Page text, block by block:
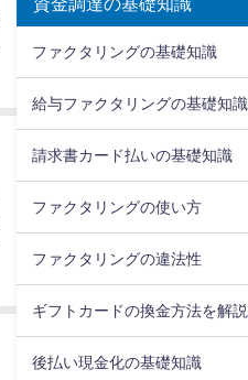
ファクタリングの基礎知識
給与ファクタリングの基礎知識
請求書カード払いの基礎知識
ファクタリングの使い方
ファクタリングの違法性
ギフトカードの換金方法を解説
後払い現金化の基礎知識